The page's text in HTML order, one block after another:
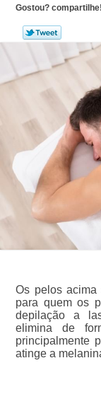
Gostou? compartilhe!
Os pelos acima
para quem os
depilação a
elimina de
principalmente
atinge a